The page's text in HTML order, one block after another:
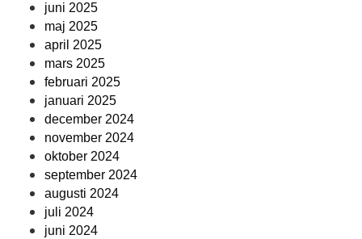
juni 2025
maj 2025
april 2025
mars 2025
februari 2025
januari 2025
december 2024
november 2024
oktober 2024
september 2024
augusti 2024
juli 2024
juni 2024